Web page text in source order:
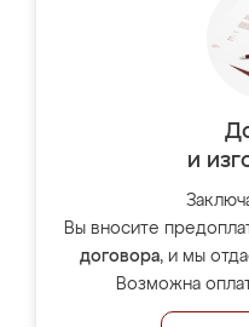
и
Вы вносите
договора, и мы
Возможна